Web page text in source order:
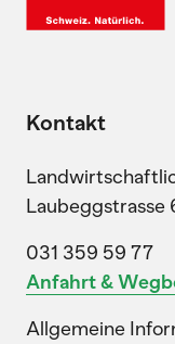
Kontakt
031 359 59 77
Anfahrt &
Allgemeine